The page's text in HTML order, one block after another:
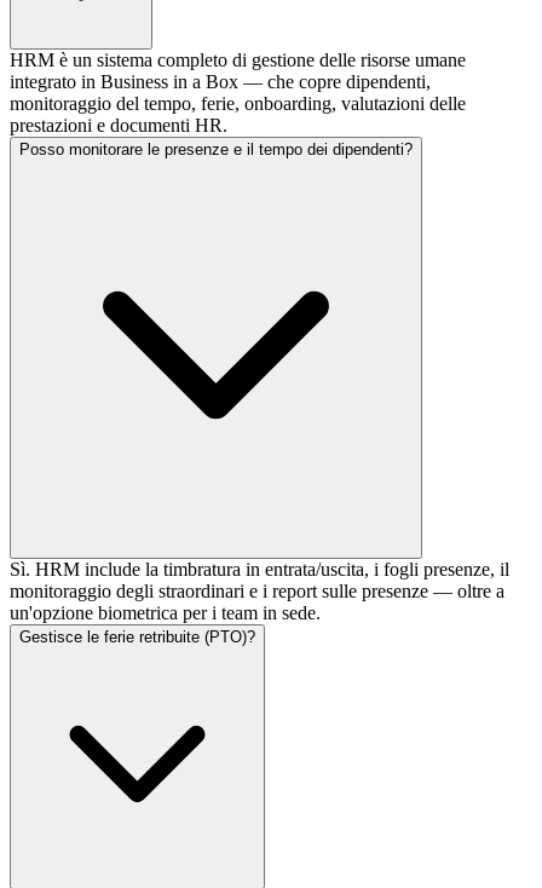
HRM è un sistema completo di gestione delle risorse umane
integrato in Business in a Box — che copre dipendenti,
monitoraggio del tempo, ferie, onboarding, valutazioni delle
prestazioni e documenti HR.
Posso monitorare le presenze e il tempo dei dipendenti?
Sì. HRM include la timbratura in entrata/uscita, i fogli presenze, il
monitoraggio degli straordinari e i report sulle presenze — oltre a
un'opzione biometrica per i team in sede.
Gestisce le ferie retribuite (PTO)?